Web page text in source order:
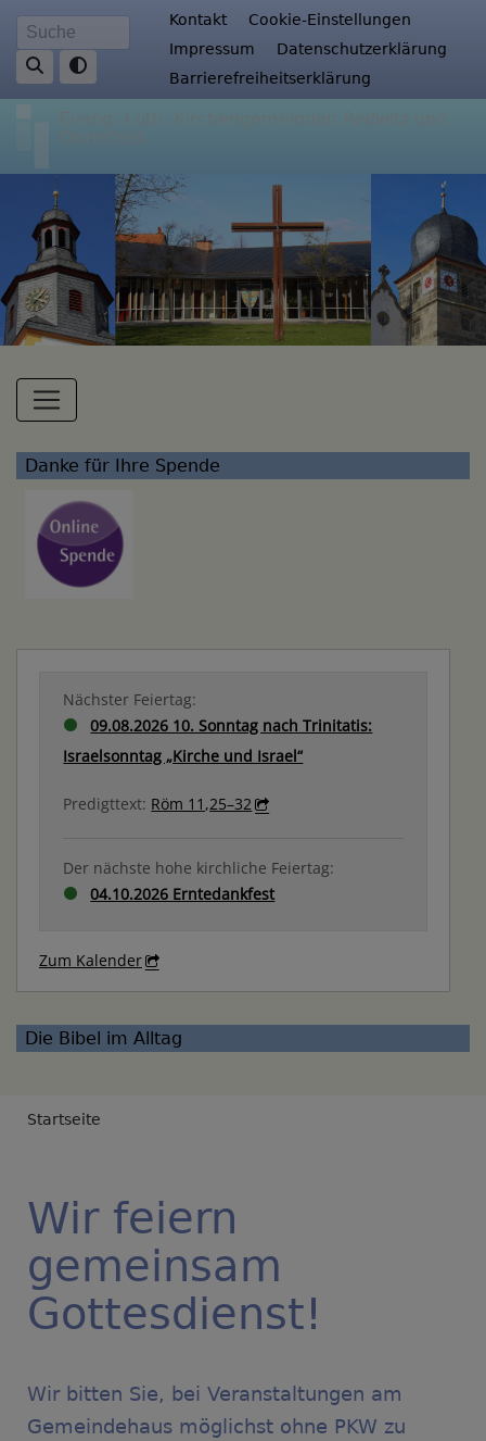
Direkt
zum
Inhalt
Suche Fußbereichsmenü
Kontakt
Cookie-Einstellungen
Impressum
Datenschutzerklärung
Barrierefreiheitserklärung
Hauptnavigation
Danke für Ihre Spende
Nächster Feiertag:
09.08.2026 10. Sonntag nach Trinitatis:
Israelsonntag „Kirche und Israel“
Predigttext: Röm 11,25–32
Der nächste hohe kirchliche Feiertag:
04.10.2026 Erntedankfest
Zum Kalender
Die Bibel im Alltag
Breadcrumb
Startseite
Wir feiern
gemeinsam
Gottesdienst!
Wir bitten Sie, bei Veranstaltungen am
Gemeindehaus möglichst ohne PKW zu